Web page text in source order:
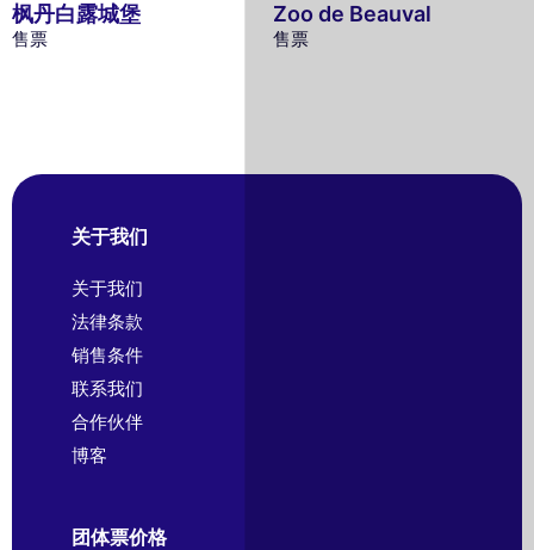
枫丹白露城堡
售票
Zoo de Beauval
售票
关于我们
关于我们
法律条款
销售条件
联系我们
合作伙伴
博客
团体票价格